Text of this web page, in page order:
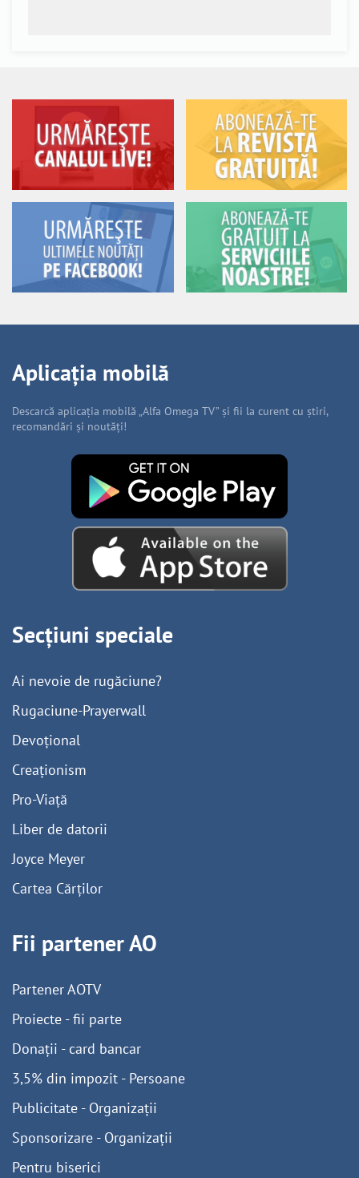
Aplicația mobilă
Descarcă aplicația mobilă „Alfa Omega TV” și fii la curent cu știri,
recomandări și noutăți!
Secțiuni speciale
Ai nevoie de rugăciune?
Rugaciune-Prayerwall
Devoțional
Creaționism
Pro-Viață
Liber de datorii
Joyce Meyer
Cartea Cărților
Fii partener AO
Partener AOTV
Proiecte - fii parte
Donații - card bancar
3,5% din impozit - Persoane
Publicitate - Organizații
Sponsorizare - Organizații
Pentru biserici